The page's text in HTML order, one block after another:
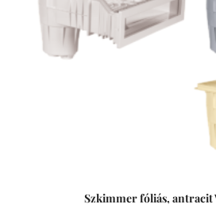
Szkimmer fóliás, antracit